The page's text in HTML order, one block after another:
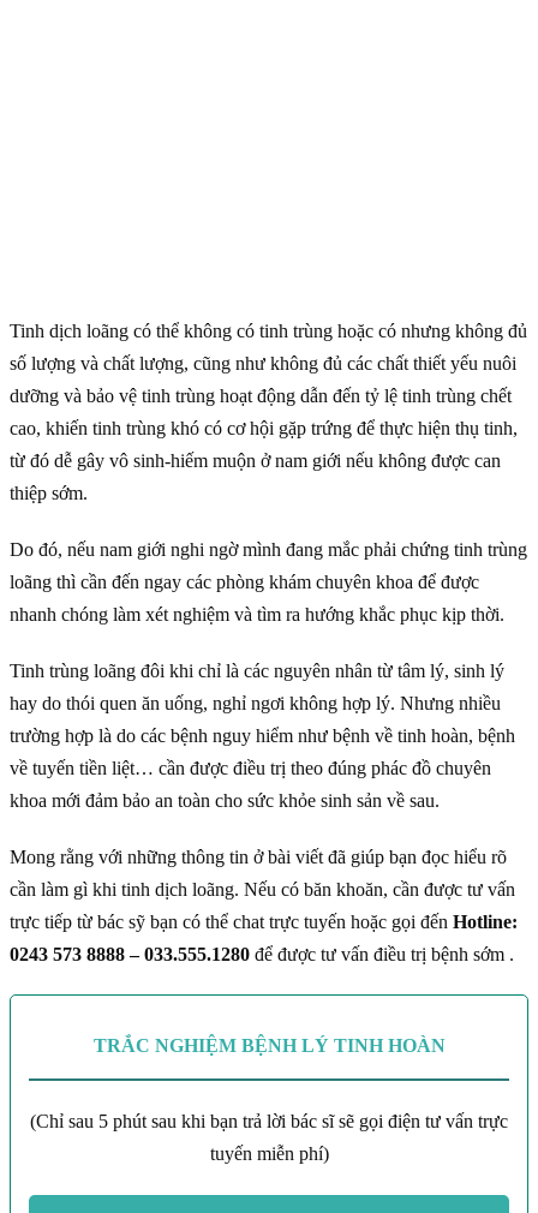
Tinh dịch loãng có thể không có tinh trùng hoặc có nhưng không đủ
số lượng và chất lượng, cũng như không đủ các chất thiết yếu nuôi
dưỡng và bảo vệ tinh trùng hoạt động dẫn đến tỷ lệ tinh trùng chết
cao, khiến tinh trùng khó có cơ hội gặp trứng để thực hiện thụ tinh,
từ đó dễ gây vô sinh-hiếm muộn ở nam giới nếu không được can
thiệp sớm.
Do đó, nếu nam giới nghi ngờ mình đang mắc phải chứng tinh trùng
loãng thì cần đến ngay các phòng khám chuyên khoa để được
nhanh chóng làm xét nghiệm và tìm ra hướng khắc phục kịp thời.
Tinh trùng loãng đôi khi chỉ là các nguyên nhân từ tâm lý, sinh lý
hay do thói quen ăn uống, nghỉ ngơi không hợp lý. Nhưng nhiều
trường hợp là do các bệnh nguy hiểm như bệnh về tinh hoàn, bệnh
về tuyến tiền liệt… cần được điều trị theo đúng phác đồ chuyên
khoa mới đảm bảo an toàn cho sức khỏe sinh sản về sau.
Mong rằng với những thông tin ở bài viết đã giúp bạn đọc hiểu rõ
cần làm gì khi tinh dịch loãng. Nếu có băn khoăn, cần được tư vấn
trực tiếp từ bác sỹ bạn có thể chat trực tuyến hoặc gọi đến Hotline:
0243 573 8888 – 033.555.1280 để được tư vấn điều trị bệnh sớm .
TRẮC NGHIỆM BỆNH LÝ TINH HOÀN
(Chỉ sau 5 phút sau khi bạn trả lời bác sĩ sẽ gọi điện tư vấn trực
tuyến miễn phí)